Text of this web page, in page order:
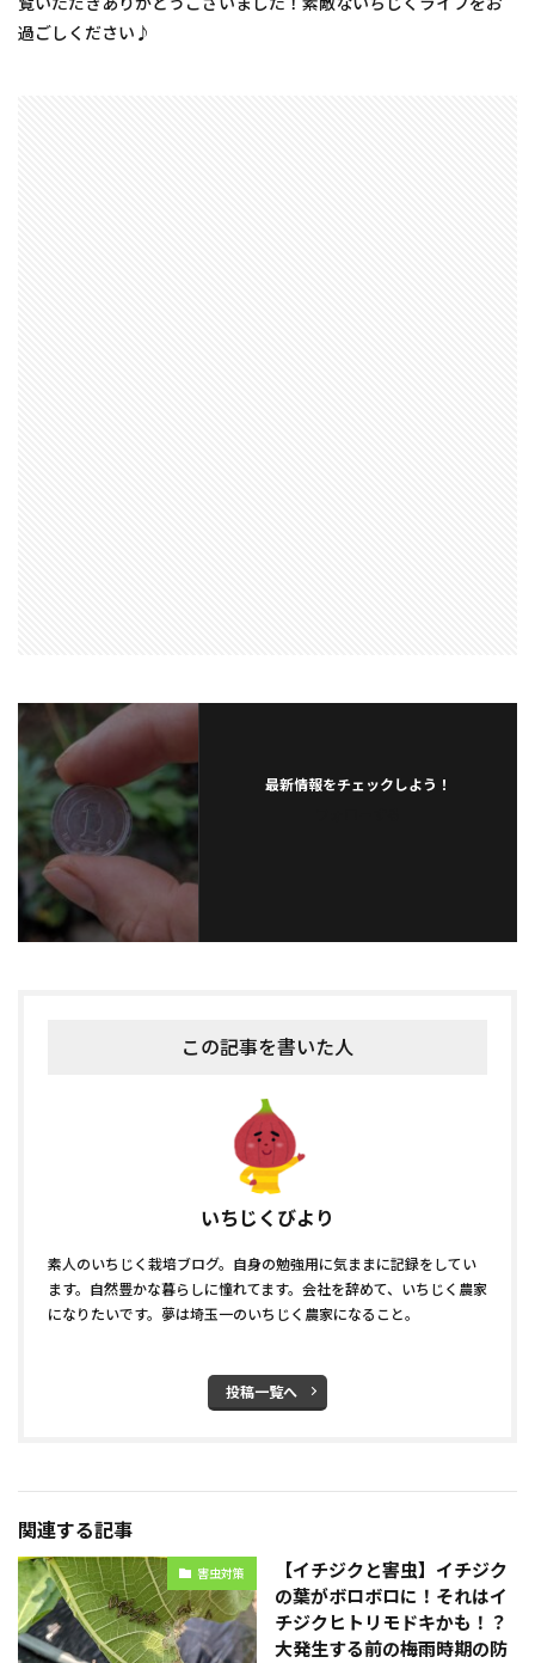
過ごしください♪
最新情報をチェックしよう！
この記事を書いた人
いちじくびより
素人のいちじく栽培ブログ。自身の勉強用に気ままに記録をしてい
ます。自然豊かな暮らしに憧れてます。会社を辞めて、いちじく農家
になりたいです。夢は埼玉一のいちじく農家になること。
投稿一覧へ
関連する記事
害虫対策
【イチジクと害虫】イチジク
の葉がボロボロに！それはイ
チジクヒトリモドキかも！？
大発生する前の梅雨時期の防